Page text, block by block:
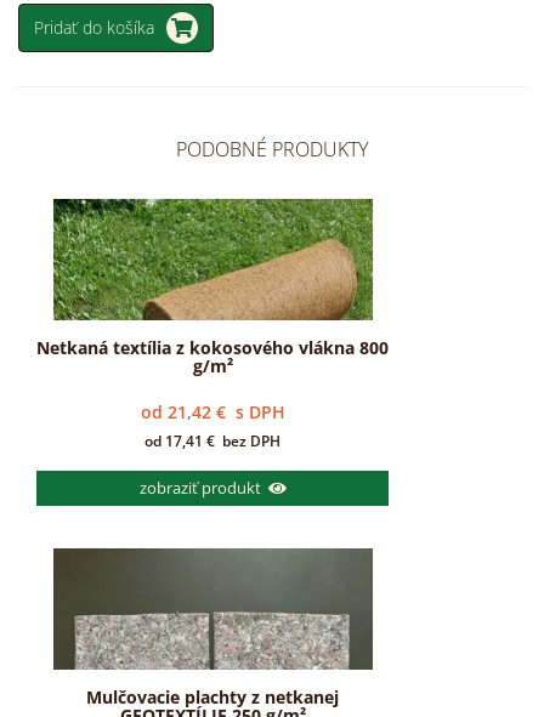
Pridať do košíka
PODOBNÉ PRODUKTY
Netkaná textília z kokosového vlákna 800
g/m²
od 21,42 € s DPH
od 17,41 € bez DPH
zobraziť produkt
Mulčovacie plachty z netkanej